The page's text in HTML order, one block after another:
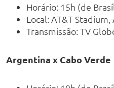
Horário: 15h (de
Local: AT&T
Transmissão: TV
Argentina x Cabo Verde